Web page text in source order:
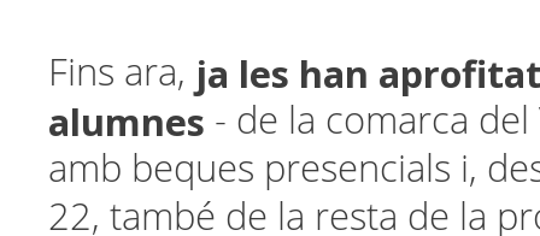
Fins ara, ja les han
alumnes - de la comarca
amb beques presencials i,
22, també de la resta de la